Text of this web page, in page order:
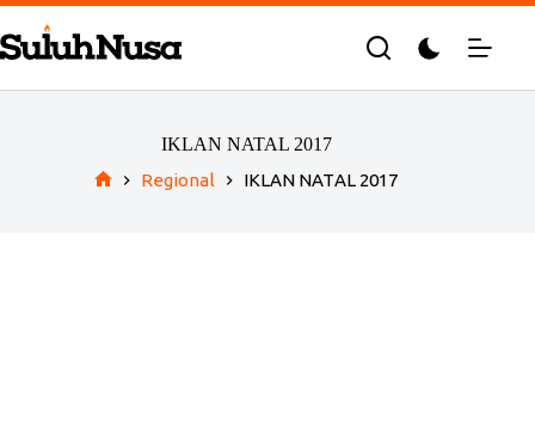
Skip
to
content
IKLAN NATAL 2017
Regional IKLAN NATAL 2017